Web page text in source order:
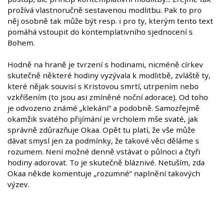
prožívá vlastnoručně sestavenou modlitbu. Pak to pro
něj osobně tak může být resp. i pro ty, kterým tento text
pomáhá vstoupit do kontemplativního sjednocení s
Bohem.
Hodně na hraně je tvrzení s hodinami, nicméně církev
skutečně některé hodiny vyzývala k modlitbě, zvláště ty,
které nějak souvisí s Kristovou smrtí, utrpením nebo
vzkříšením (to jsou asi zmíněné noční adorace). Od toho
je odvozeno známé „klekání“ a podobně. Samozřejmě
okamžik svatého přijímání je vrcholem mše svaté, jak
správně zdůrazňuje Okaa. Opět tu platí, že vše může
dávat smysl jen za podmínky, že takové věci děláme s
rozumem. Není možné denně vstávat o půlnoci a čtyři
hodiny adorovat. To je skutečně bláznivé. Netuším, zda
Okaa někde komentuje „rozumné“ naplnění takových
výzev.